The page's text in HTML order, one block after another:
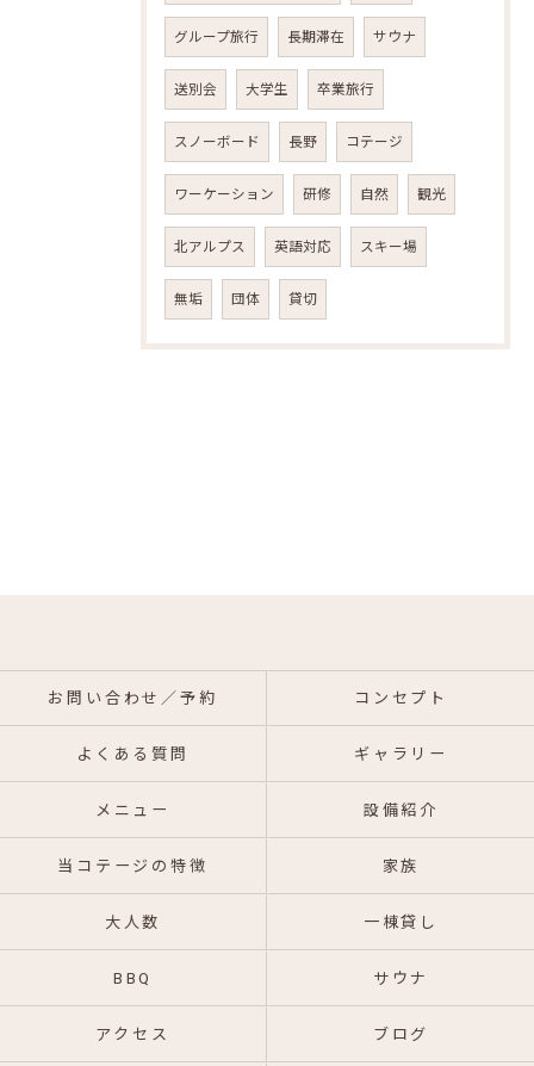
グループ旅行 長期滞在 サウナ
送別会 大学生 卒業旅行
スノーボード 長野 コテージ
ワーケーション 研修 自然 観光
北アルプス 英語対応 スキー場
無垢 団体 貸切
お問い合わせ／予約 コンセプト
よくある質問 ギャラリー
メニュー 設備紹介
当コテージの特徴 家族
大人数 一棟貸し
BBQ サウナ
アクセス ブログ
ご予約はこちら